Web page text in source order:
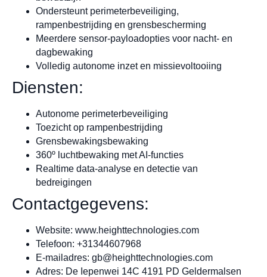
Ondersteunt perimeterbeveiliging,
rampenbestrijding en grensbescherming
Meerdere sensor-payloadopties voor nacht- en
dagbewaking
Volledig autonome inzet en missievoltooiing
Diensten:
Autonome perimeterbeveiliging
Toezicht op rampenbestrijding
Grensbewakingsbewaking
360º luchtbewaking met AI-functies
Realtime data-analyse en detectie van
bedreigingen
Contactgegevens:
Website: www.heighttechnologies.com
Telefoon: +31344607968
E-mailadres: gb@heighttechnologies.com
Adres: De Iepenwei 14C 4191 PD Geldermalsen